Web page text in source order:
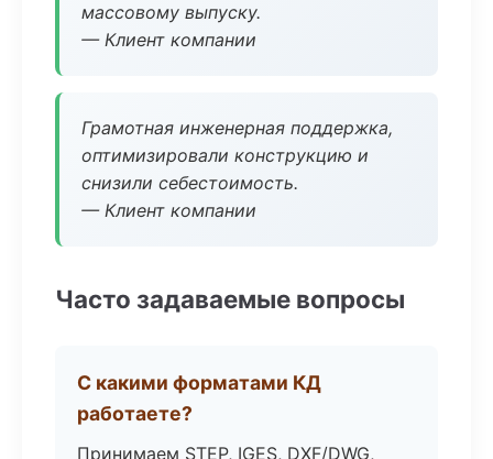
массовому выпуску.
— Клиент компании
Грамотная инженерная поддержка,
оптимизировали конструкцию и
снизили себестоимость.
— Клиент компании
Часто задаваемые вопросы
С какими форматами КД
работаете?
Принимаем STEP, IGES, DXF/DWG,